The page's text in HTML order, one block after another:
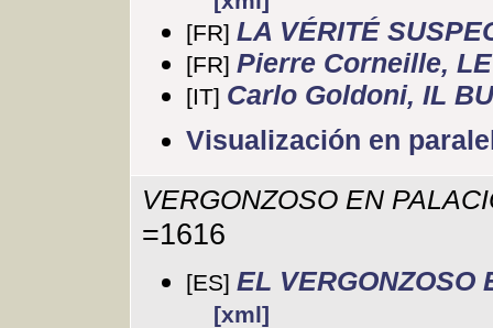
[FR] LA VÉRITÉ
[FR] Pierre Corneille,
[IT] Carlo Goldoni, IL
Visualización en
VERGONZOSO EN
=1616
[ES] EL VERGONZOSO
[xml]